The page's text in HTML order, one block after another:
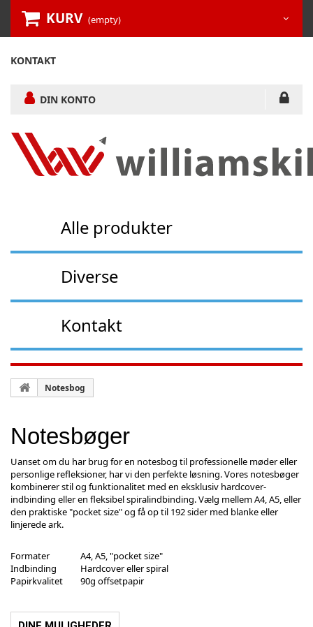
KURV (empty)
KONTAKT
DIN KONTO
Alle produkter
Diverse
Kontakt
Notesbog
Notesbøger
Uanset om du har brug for en notesbog til professionelle møder eller
personlige refleksioner, har vi den perfekte løsning. Vores notesbøger
kombinerer stil og funktionalitet med en eksklusiv hardcover-
indbinding eller en fleksibel spiralindbinding. Vælg mellem A4, A5, eller
den praktiske "pocket size" og få op til 192 sider med blanke eller
linjerede ark.
Formater
A4, A5, "pocket size"
Indbinding
Hardcover eller spiral
Papirkvalitet
90g offsetpapir